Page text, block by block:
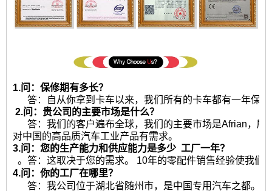
1.问：保修期有多长？
答：自从你拿到卡车以来，我们所有的卡车都有一年保修
2.问：贵公司的主要市场是什么？
答：我们的客户遍布全球，我们的主要市场是Afrian，所
对中国的高品质汽车工业产品有需求。
3.问：您的生产能力和供应能力是多少 工厂一年？
。答：这取决于您的需求。 10年的零配件销售经验使我们
4.问：你的工厂在哪里？
答：我公司位于湖北省随州市，是中国专用汽车之都。